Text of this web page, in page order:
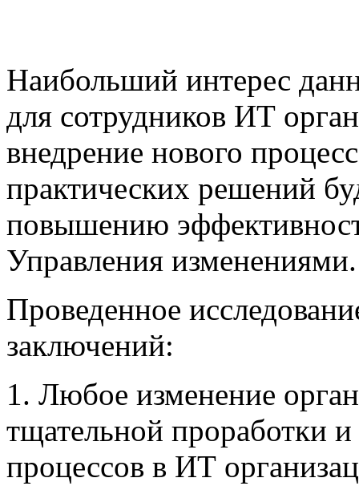
Наибольший интерес
для сотрудников ИТ
внедрение нового
практических решений
повышению
Управления изменениями.
Проведенное
заключений:
1. Любое изменение
тщательной проработки
процессов в ИТ